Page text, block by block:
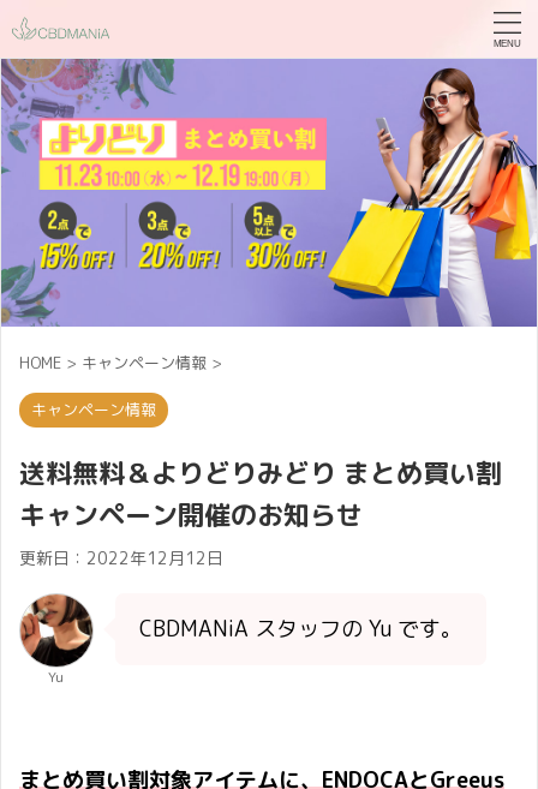
HOME > キャンペーン情報 >
キャンペーン情報
送料無料＆よりどりみどり まとめ買い割
キャンペーン開催のお知らせ
更新日： 2022年12月12日
Yu
CBDMANiA スタッフの Yu です。
まとめ買い割対象アイテムに、ENDOCAとGreeus